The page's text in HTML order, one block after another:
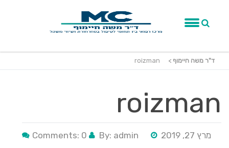
ד"ר משה חיימוף >
roizman
roizman
מרץ 27, 2019 By: admin
Comments: 0